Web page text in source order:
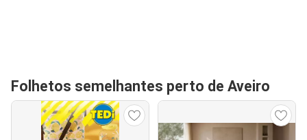
Folhetos semelhantes perto de Aveiro